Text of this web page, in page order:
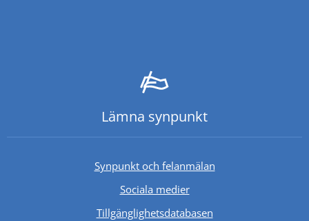
Lämna synpunkt
Synpunkt och felanmälan
Sociala medier
TillgänglighetsdatabasenLänk till annan